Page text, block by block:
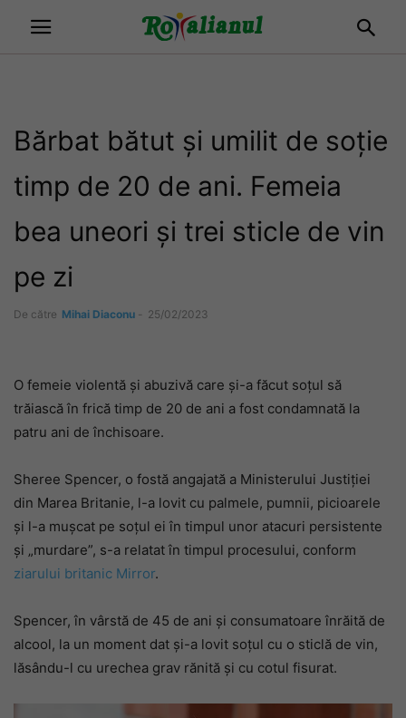
Bărbat bătut și umilit de soție
timp de 20 de ani. Femeia
bea uneori și trei sticle de vin
pe zi
De către Mihai Diaconu - 25/02/2023
O femeie violentă și abuzivă care și-a făcut soțul să
trăiască în frică timp de 20 de ani a fost condamnată la
patru ani de închisoare.
Sheree Spencer, o fostă angajată a Ministerului Justiției
din Marea Britanie, l-a lovit cu palmele, pumnii, picioarele
și l-a mușcat pe soțul ei în timpul unor atacuri persistente
și „murdare”, s-a relatat în timpul procesului, conform
ziarului britanic Mirror.
Spencer, în vârstă de 45 de ani și consumatoare înrăită de
alcool, la un moment dat și-a lovit soțul cu o sticlă de vin,
lăsându-l cu urechea grav rănită și cu cotul fisurat.